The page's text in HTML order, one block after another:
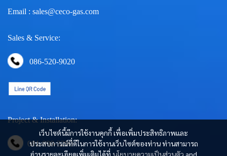
เว็บไซต์นี้มีการใช้งานคุกกี้ เพื่อเพิ่มประสิทธิภาพและ
ประสบการณ์ที่ดีในการใช้งานเว็บไซต์ของท่าน ท่านสามารถ
อ่านรายละเอียดเพิ่มเติมได้ที่ นโยบายความเป็นส่วนตัว and
Email : sales@ceco-gas.com
Sales & Service:
086-520-9020
Project & Installation:
081-890-3290